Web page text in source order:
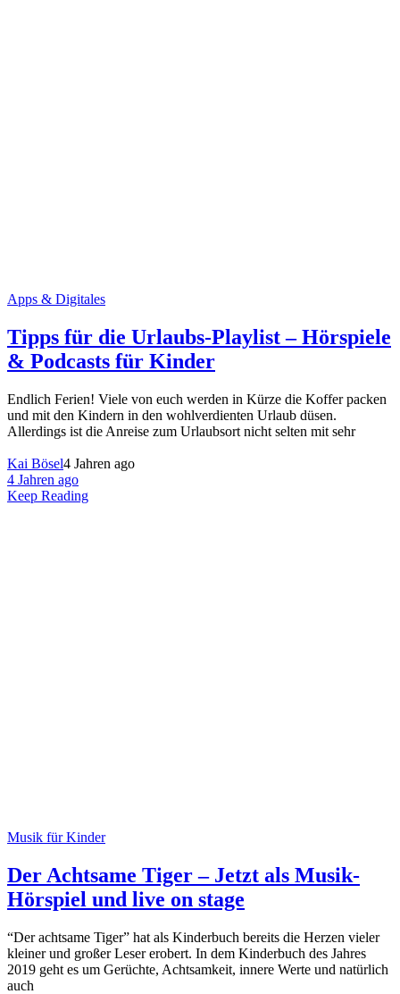
Apps & Digitales
Tipps für die Urlaubs-Playlist – Hörspiele
& Podcasts für Kinder
Endlich Ferien! Viele von euch werden in Kürze die Koffer packen
und mit den Kindern in den wohlverdienten Urlaub düsen.
Allerdings ist die Anreise zum Urlaubsort nicht selten mit sehr
Kai Bösel4 Jahren ago
4 Jahren ago
Keep Reading
Musik für Kinder
Der Achtsame Tiger – Jetzt als Musik-
Hörspiel und live on stage
“Der achtsame Tiger” hat als Kinderbuch bereits die Herzen vieler
kleiner und großer Leser erobert. In dem Kinderbuch des Jahres
2019 geht es um Gerüchte, Achtsamkeit, innere Werte und natürlich
auch